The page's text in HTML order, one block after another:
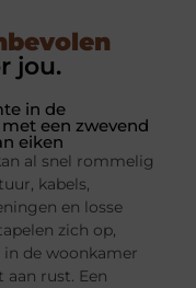
jou.
in de
een zwevend
eiken
al snel rommelig
kabels,
en losse
zich op,
de woonkamer
aan rust. Een